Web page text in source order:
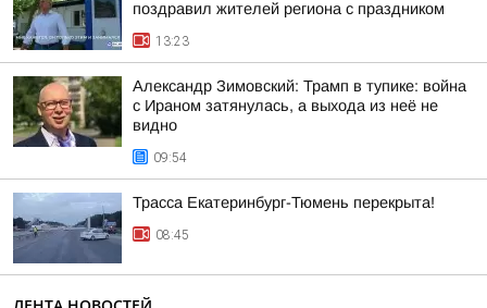
поздравил жителей региона с праздником
13:23
Александр Зимовский: Трамп в тупике: война
с Ираном затянулась, а выхода из неё не
видно
09:54
Трасса Екатеринбург-Тюмень перекрыта!
08:45